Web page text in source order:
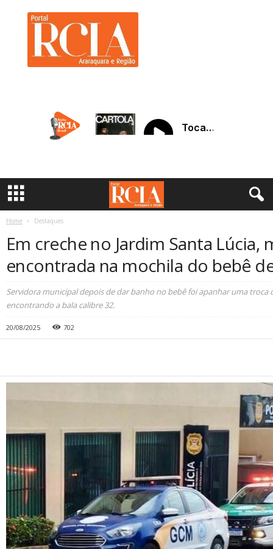
a
Home Destaques
Em creche no Jardim Santa Lúcia,
encontrada na mochila do bebê
Servidora municipal depois de dar banho no bebê foi apanhar uma troca
encontrando a bala calibre 32.
20/08/2025 702